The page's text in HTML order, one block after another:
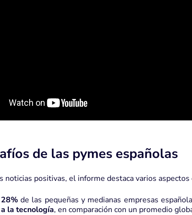
de las pymes españolas
noticias positivas, el informe destaca varios
de las pequeñas y medianas empresas
la tecnología, en comparación con un promedio